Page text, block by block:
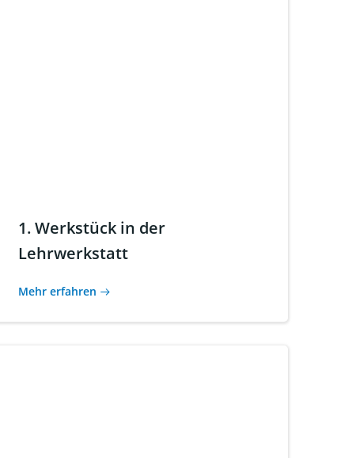
1. Werkstück in der
Lehrwerkstatt
Mehr erfahren